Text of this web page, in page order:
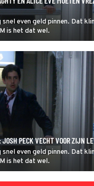
even geld pinnen. Dat
is het dat wel.
JOSH PECK VECHT VOOR ZIJN
even geld pinnen. Dat
is het dat wel.